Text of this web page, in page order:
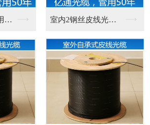
华电光纤入户专用光纤... 室内2钢丝皮线光缆电...